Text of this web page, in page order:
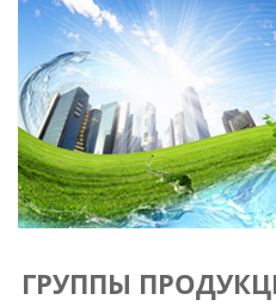
ГРУППЫ